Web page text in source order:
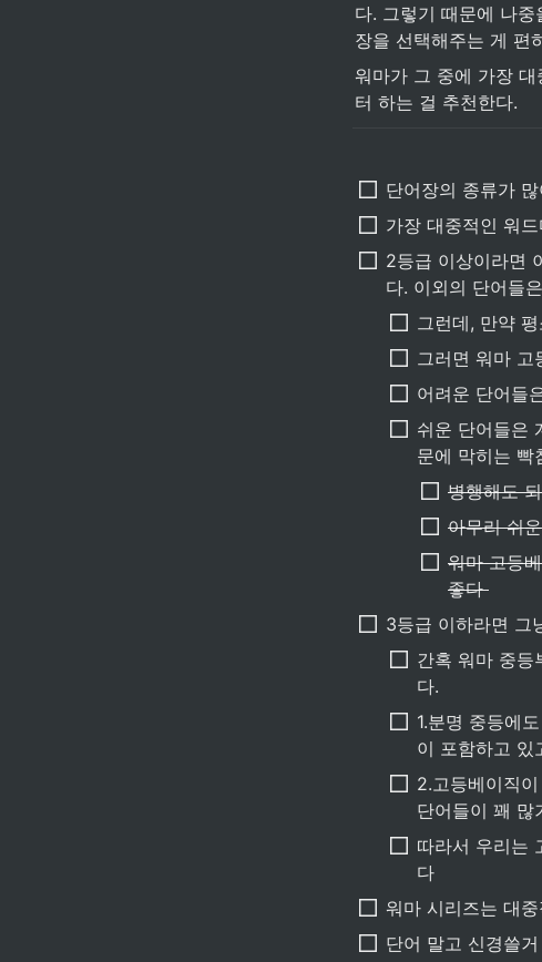
다. 그렇기 때문에 나
장을 선택해주는 게 편
워마가 그 중에 가장
터 하는 걸 추천한다.
단어장의 종류가
가장 대중적인 워
2등급 이상이라면
다. 이외의 단어들
그런데, 만약
그러면 워마 고
어려운 단어들
쉬운 단어들은
문에 막히는 빡
병행해도
아무리 쉬
워마 고등
좋다
3등급 이하라면 그
간혹 워마 중등
다.
1.분명 중등에
이 포함하고 있
2.고등베이직
단어들이 꽤 많
따라서 우리는
다
워마 시리즈는 대
단어 말고 신경쓸